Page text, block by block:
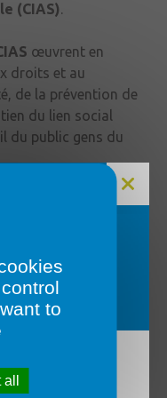
(CIAS).
œuvrent en
droits et au
de la prévention de
du lien social
du public gens du
les autres parties
empreintes
au sein des
animations
août au vendredi
to